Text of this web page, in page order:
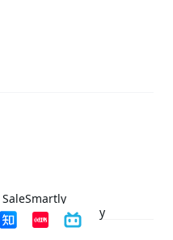
ของ SaleSmartly